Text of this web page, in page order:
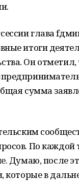
глава
итоги
Он отметил,
сумма
По
Думаю, после
которые в